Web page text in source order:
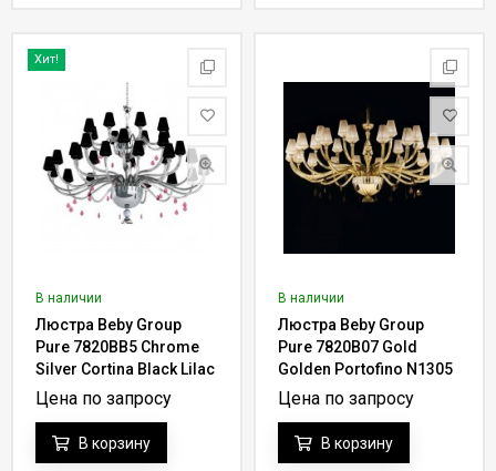
Хит!
В наличии
Люстра Beby Group
Pure 7820BB5 Chrome
Silver Cortina Black Lilac
Цена по запросу
В корзину
В наличии
Люстра Beby Group
Pure 7820B07 Gold
Golden Portofino N1305
Golden teak
Цена по запросу
В корзину